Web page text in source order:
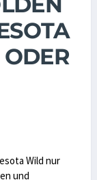
Wild nur
und